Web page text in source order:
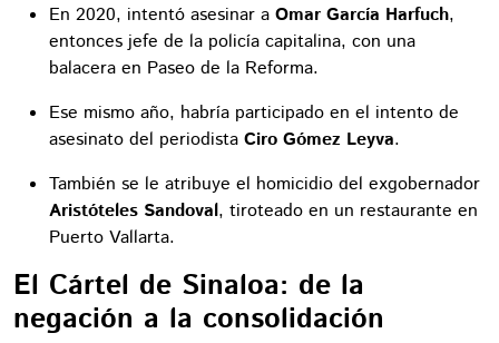
En 2020, intentó asesinar a Omar García Harfuch,
entonces jefe de la policía capitalina, con una
balacera en Paseo de la Reforma.
Ese mismo año, habría participado en el intento de
asesinato del periodista Ciro Gómez Leyva.
También se le atribuye el homicidio del exgobernador
Aristóteles Sandoval, tiroteado en un restaurante en
Puerto Vallarta.
El Cártel de Sinaloa: de la
negación a la consolidación